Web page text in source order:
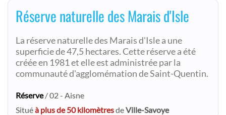
Réserve naturelle des Marais d'Isle
La réserve naturelle des Marais d'Isle a une
superficie de 47,5 hectares. Cette réserve a été
créée en 1981 et elle est administrée par la
communauté d'agglomémation de Saint-Quentin.
Réserve/ 02 - Aisne
Situéà plus de 50 kilomètresdeVille-Savoye